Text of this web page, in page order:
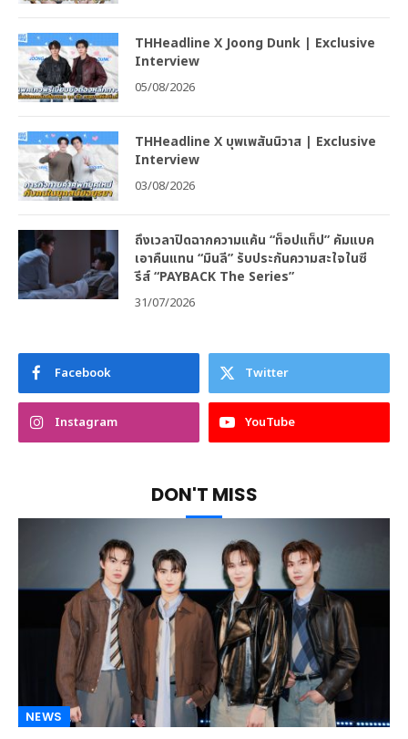
THHeadline X Joong Dunk | Exclusive
Interview
05/08/2026
THHeadline X บุพเพสันนิวาส | Exclusive
Interview
03/08/2026
ถึงเวลาปิดฉากความแค้น “ท็อปแท็ป” คัมแบค
เอาคืนแทน “มินลี” รับประกันความสะใจในซี
รีส์ “PAYBACK The Series”
31/07/2026
Facebook Twitter
Instagram YouTube
DON'T MISS
NEWS